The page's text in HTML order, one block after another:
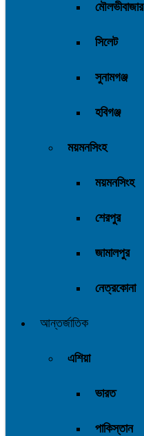
মৌলভীবাজার
সিলেট
সুনামগঞ্জ
হবিগঞ্জ
ময়মনসিংহ
ময়মনসিংহ
শেরপুর
জামালপুর
নেত্রকোনা
আন্তর্জাতিক
এশিয়া
ভারত
পাকিস্তান